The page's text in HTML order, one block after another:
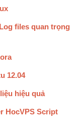
files quan trọng
12.04
hiệu quả
HocVPS Script